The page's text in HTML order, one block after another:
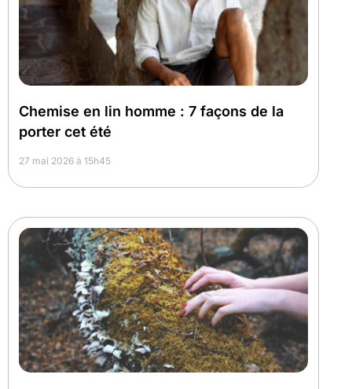
Chemise en lin homme : 7 façons de la
porter cet été
27 mai 2026 à 15h45